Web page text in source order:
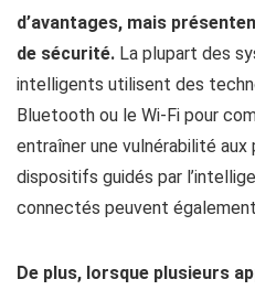
d’avantages, mais
de sécurité. La plupart des
intelligents utilisent des
Bluetooth ou le Wi-Fi pour
entraîner une vulnérabilité
dispositifs guidés par
connectés peuvent
De plus, lorsque plusieurs